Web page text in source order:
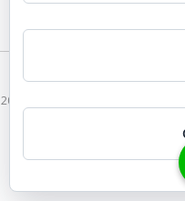
2026 © Carlos Castro Fotógrafo -